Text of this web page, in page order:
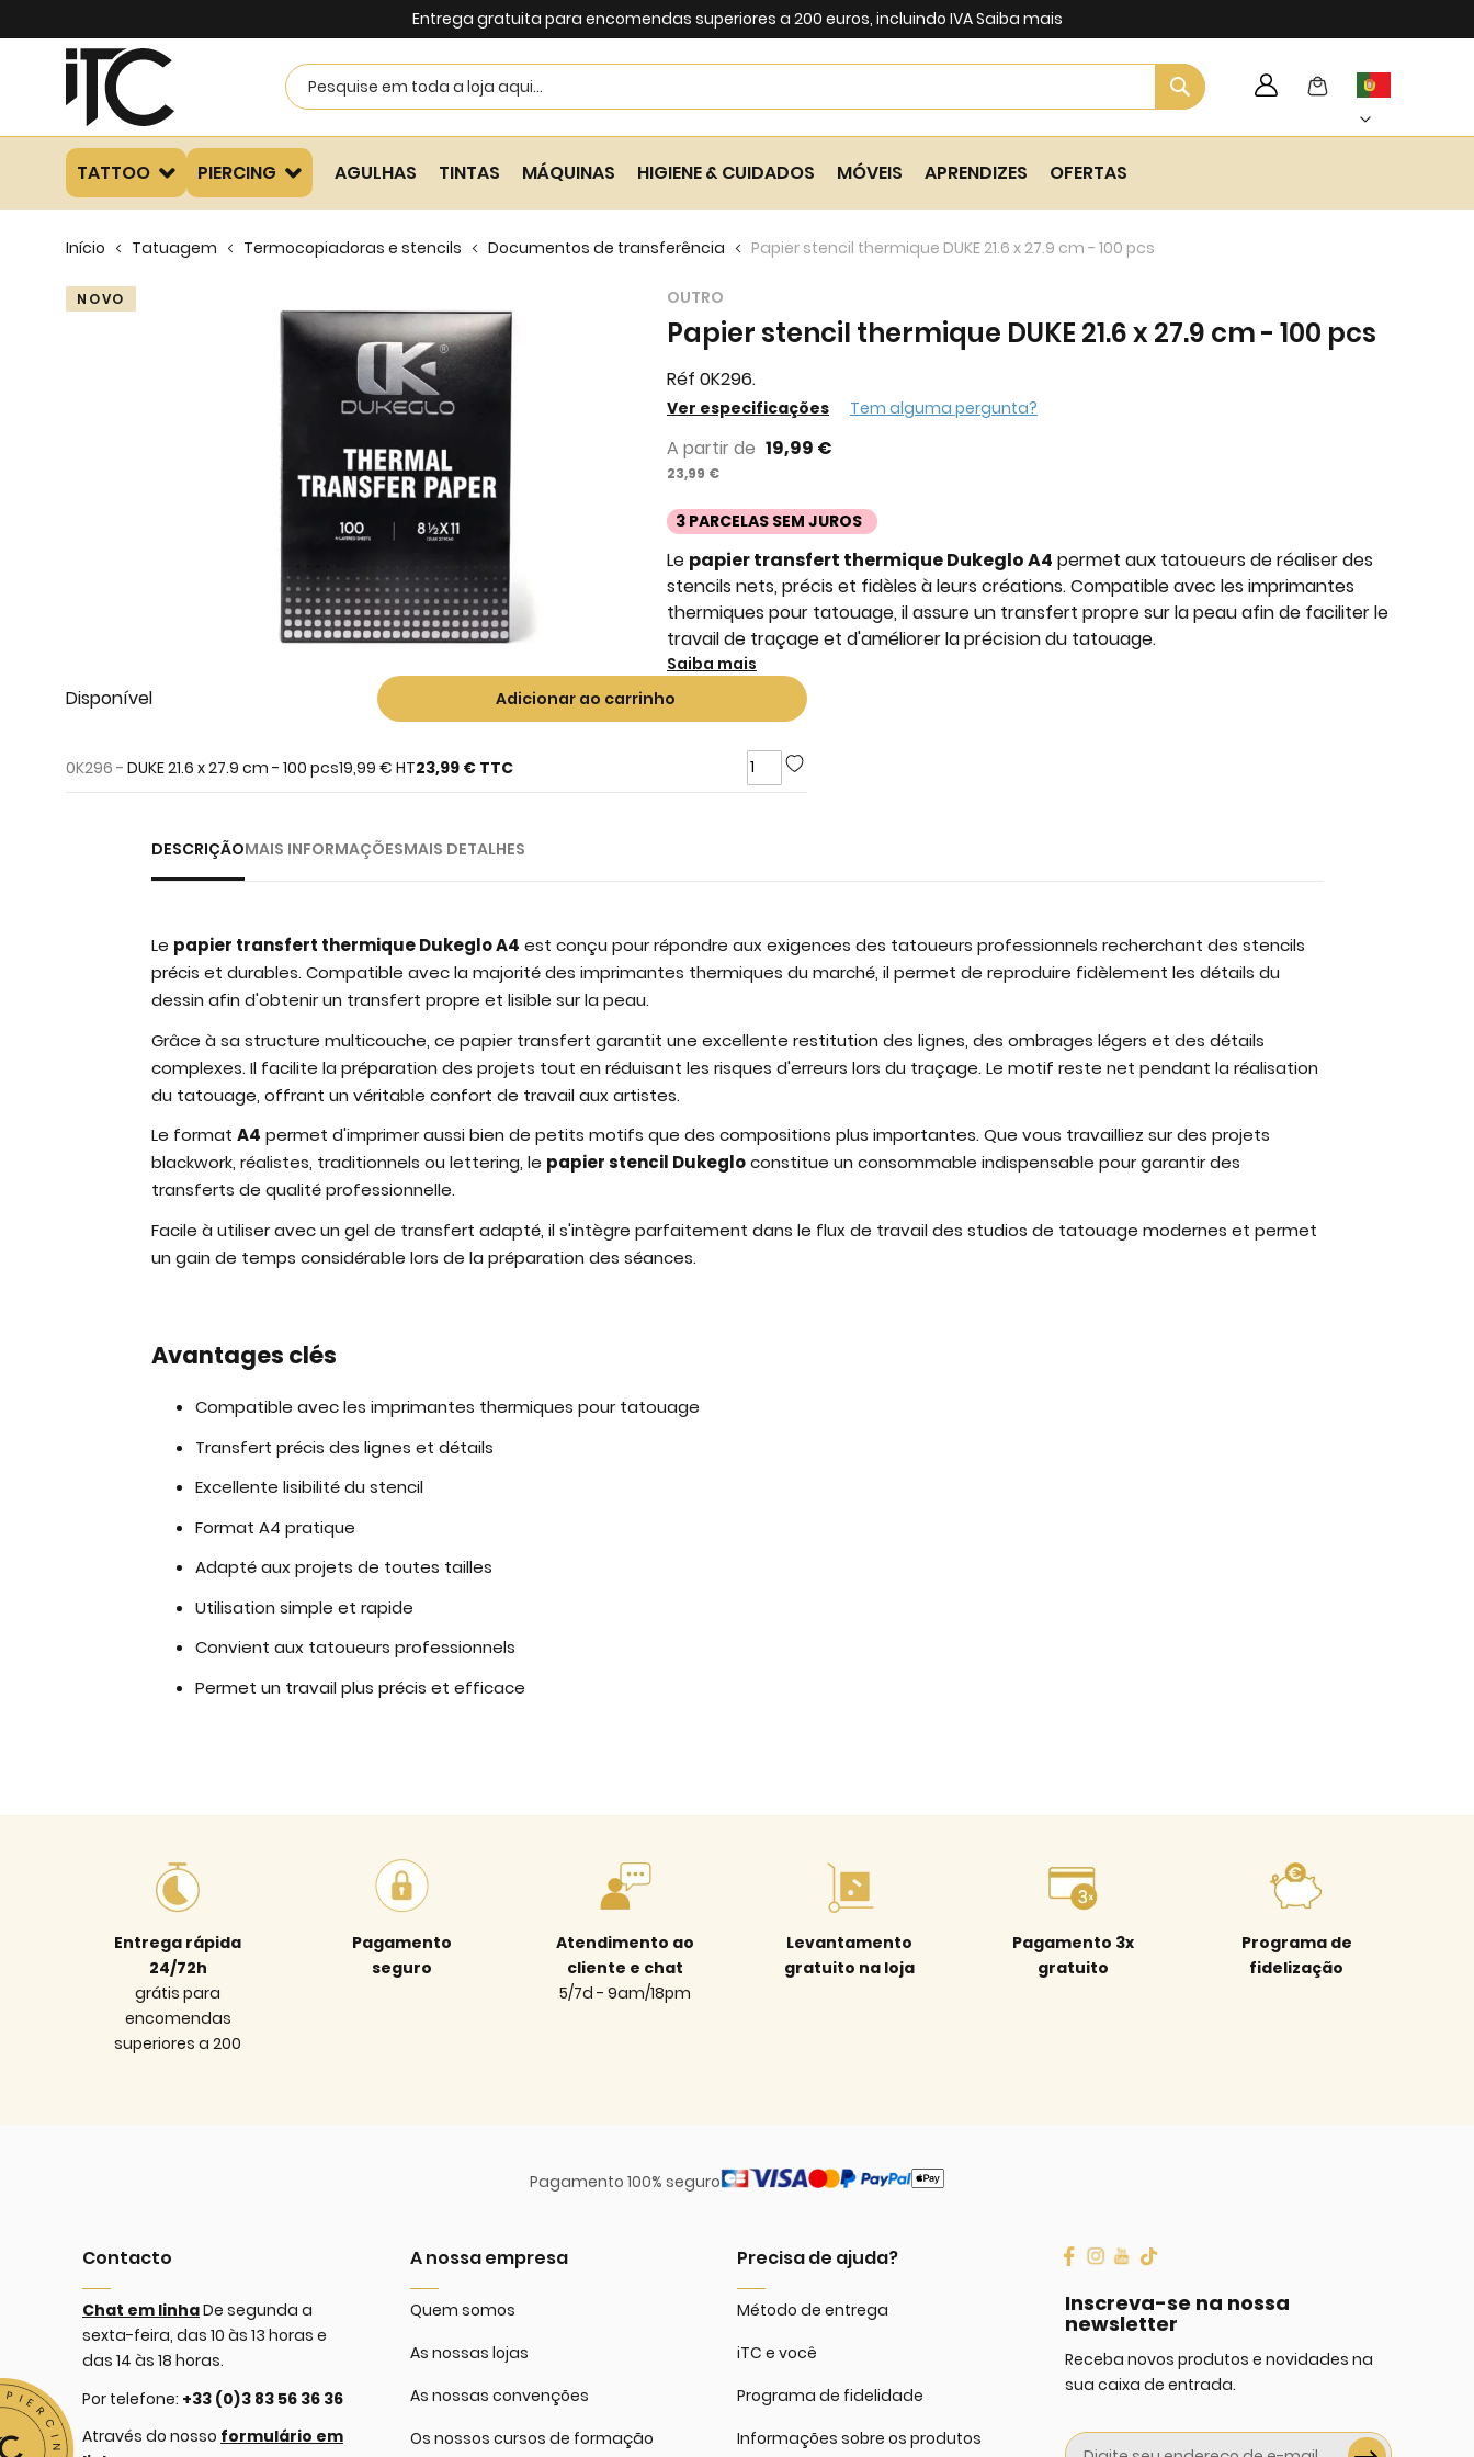
Entrega gratuita para encomendas superiores a 200 euros, incluindo IVASaiba mais
Search
Search My Cart
Language
TATTOO PIERCING AGULHAS TINTAS MÁQUINAS HIGIENE & CUIDADOS MÓVEIS APRENDIZES OFERTAS
Início Tatuagem Termocopiadoras e stencils Documentos de transferência Papier stencil thermique DUKE 21.6 x 27.9 cm - 100 pcs
OUTRO
Papier stencil thermique DUKE 21.6 x 27.9 cm - 100 pcs
Réf 0K296.
3 PARCELAS SEM JUROS
A partir de 19,99 €
23,99 €
Ver especificações Tem alguma pergunta?
Le papier transfert thermique Dukeglo A4 permet aux tatoueurs de réaliser des
stencils nets, précis et fidèles à leurs créations. Compatible avec les imprimantes
thermiques pour tatouage, il assure un transfert propre sur la peau afin de faciliter le
travail de traçage et d'améliorer la précision du tatouage.
Saiba mais
Skip
NOVO
to
of
Disponível Adicionar ao carrinho
0K296 - DUKE 21.6 x 27.9 cm - 100 pcs19,99 € HT23,99 € TTC
DESCRIÇÃOMAIS INFORMAÇÕESMAIS DETALHES
Le papier transfert thermique Dukeglo A4 est conçu pour répondre aux exigences des tatoueurs professionnels recherchant des stencils
précis et durables. Compatible avec la majorité des imprimantes thermiques du marché, il permet de reproduire fidèlement les détails du
dessin afin d'obtenir un transfert propre et lisible sur la peau.
Grâce à sa structure multicouche, ce papier transfert garantit une excellente restitution des lignes, des ombrages légers et des détails
complexes. Il facilite la préparation des projets tout en réduisant les risques d'erreurs lors du traçage. Le motif reste net pendant la réalisation
du tatouage, offrant un véritable confort de travail aux artistes.
Le format A4 permet d'imprimer aussi bien de petits motifs que des compositions plus importantes. Que vous travailliez sur des projets
blackwork, réalistes, traditionnels ou lettering, le papier stencil Dukegloconstitue un consommable indispensable pour garantir des
transferts de qualité professionnelle.
Facile à utiliser avec un gel de transfert adapté, il s'intègre parfaitement dans le flux de travail des studios de tatouage modernes et permet
un gain de temps considérable lors de la préparation des séances.
Avantages clés
Compatible avec les imprimantes thermiques pour tatouage
Transfert précis des lignes et détails
Excellente lisibilité du stencil
Format A4 pratique
Adapté aux projets de toutes tailles
Utilisation simple et rapide
Convient aux tatoueurs professionnels
Permet un travail plus précis et efficace
Entrega rápida
24/72h
grátis para
encomendas
superiores a 200
Pagamento
seguro
Atendimento ao
cliente e chat
5/7d - 9am/18pm
Levantamento
gratuito na loja
Pagamento 3x
gratuito
Programa de
fidelização
Pagamento 100% seguro
Contacto
Chat em linhaDe segunda a
sexta-feira, das 10 às 13 horas e
das 14 às 18 horas.
Por telefone: +33 (0)3 83 56 36 36
Através do nosso formulário em
A nossa empresa
Quem somos
As nossas lojas
As nossas convenções
Os nossos cursos de formação
Precisa de ajuda?
Método de entrega
iTC e você
Programa de fidelidade
Informações sobre os produtos
Inscreva-se na nossa
newsletter
Receba novos produtos e novidades na
sua caixa de entrada.
Sign